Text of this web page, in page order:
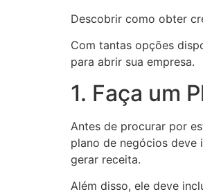
Descobrir como obter
Com tantas opções
para abrir sua empresa.
1. Faça um
Antes de procurar por
plano de negócios deve
gerar receita.
Além disso, ele deve